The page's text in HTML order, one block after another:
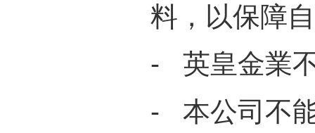
料，以保障
- 英皇金業
- 本公司不